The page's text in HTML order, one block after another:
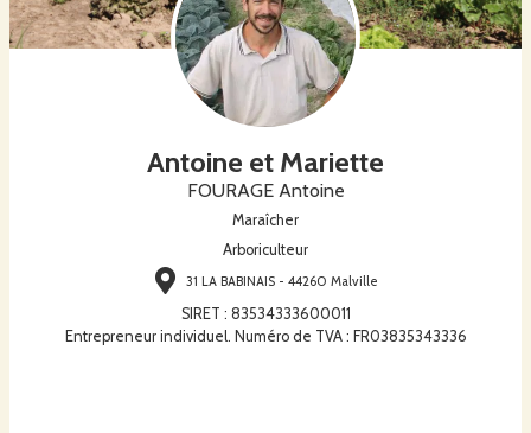
Antoine et Mariette
FOURAGE Antoine
Maraîcher
Arboriculteur
31 LA BABINAIS - 44260 Malville
SIRET : 83534333600011
Entrepreneur individuel. Numéro de TVA : FR03835343336